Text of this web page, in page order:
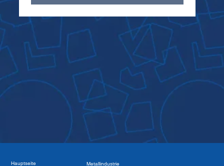
Hauptseite Metallindustrie